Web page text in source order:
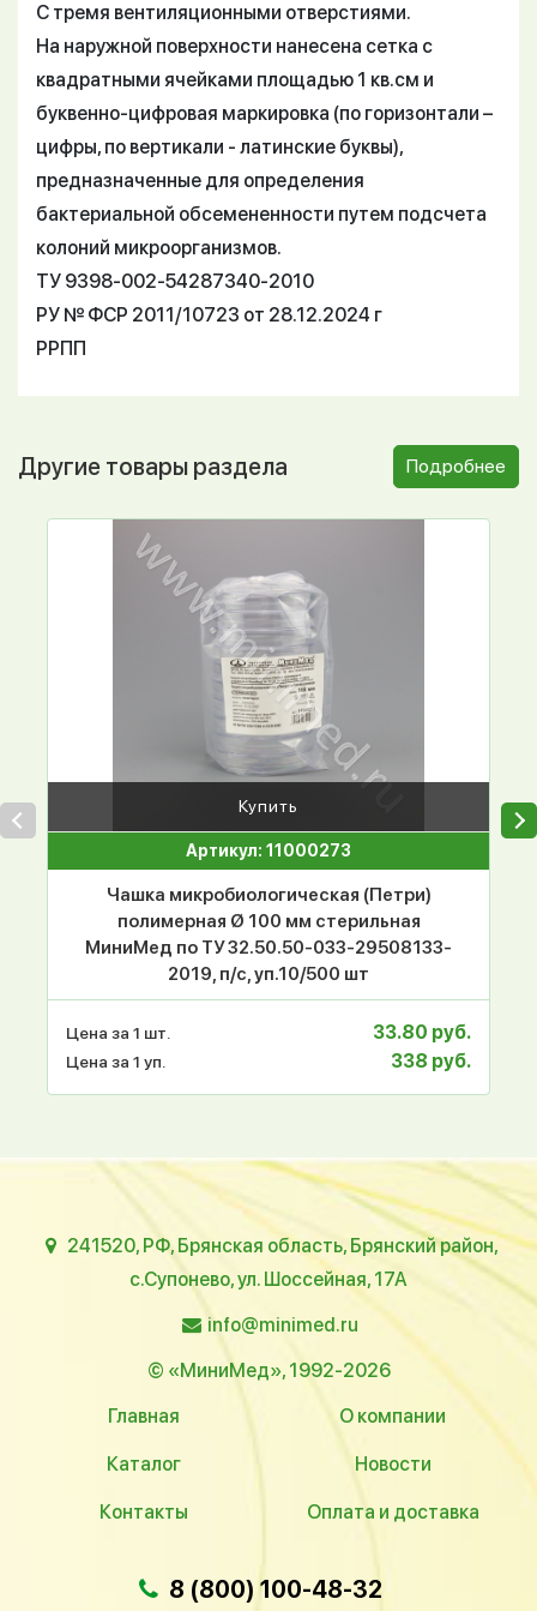
С тремя вентиляционными отверстиями.
На наружной поверхности нанесена сетка с
квадратными ячейками площадью 1 кв.см и
буквенно-цифровая маркировка (по горизонтали –
цифры, по вертикали - латинские буквы),
предназначенные для определения
бактериальной обсемененности путем подсчета
колоний микроорганизмов.
ТУ 9398-002-54287340-2010
РУ № ФСР 2011/10723 от 28.12.2024 г
РРПП
Другие товары раздела Подробнее
Купить
Артикул: 11000273
Чашка микробиологическая (Петри)
полимерная Ø 100 мм стерильная
МиниМед по ТУ 32.50.50-033-29508133-
2019, п/с, уп.10/500 шт
Цена за 1 шт. 33.80 руб.
Цена за 1 уп. 338 руб.
241520, РФ, Брянская область, Брянский район,
с.Супонево, ул. Шоссейная, 17А
info@minimed.ru
© «МиниМед», 1992-2026
Главная
О компании
Каталог Новости
Контакты Оплата и доставка
8 (800) 100-48-32